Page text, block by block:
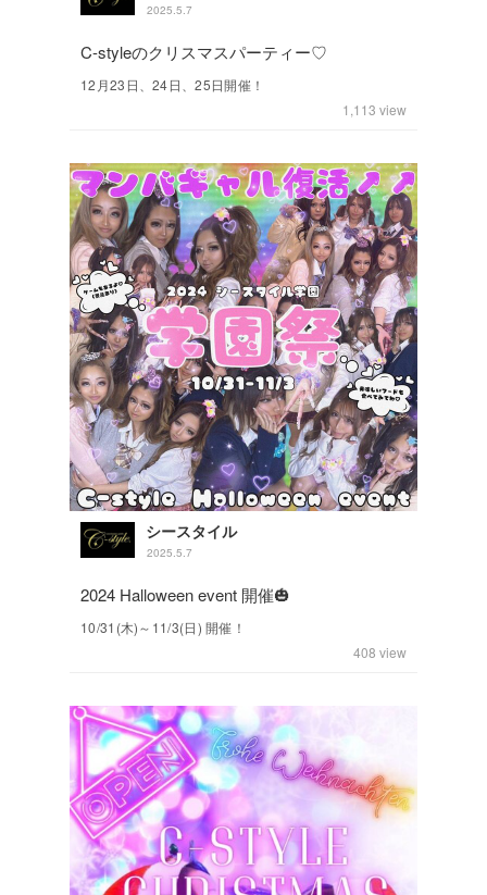
2025.5.7
C-styleのクリスマスパーティー♡
12月23日、24日、25日開催！
1,113 view
シースタイル
2025.5.7
2024 Halloween event 開催🎃
10/31(木)～11/3(日) 開催！
408 view